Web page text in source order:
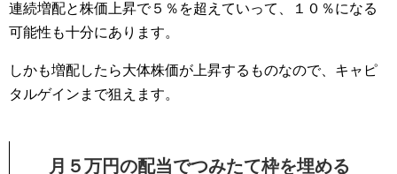
連続増配と株価上昇で５％を超えていって、１０％になる
可能性も十分にあります。
しかも増配したら大体株価が上昇するものなので、キャピ
タルゲインまで狙えます。
月５万円の配当でつみたて枠を埋める